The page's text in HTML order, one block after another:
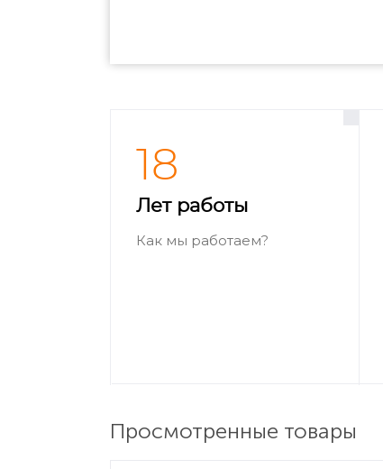
18
Лет работы
Как мы работаем?
Просмотренные товары